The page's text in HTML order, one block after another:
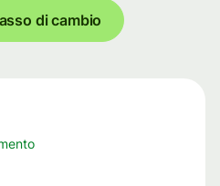
di cambio